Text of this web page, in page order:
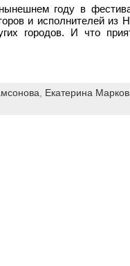
году в
и исполнителей из
городов. И что
Екатерина